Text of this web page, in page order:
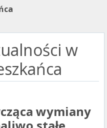
w
wymiany